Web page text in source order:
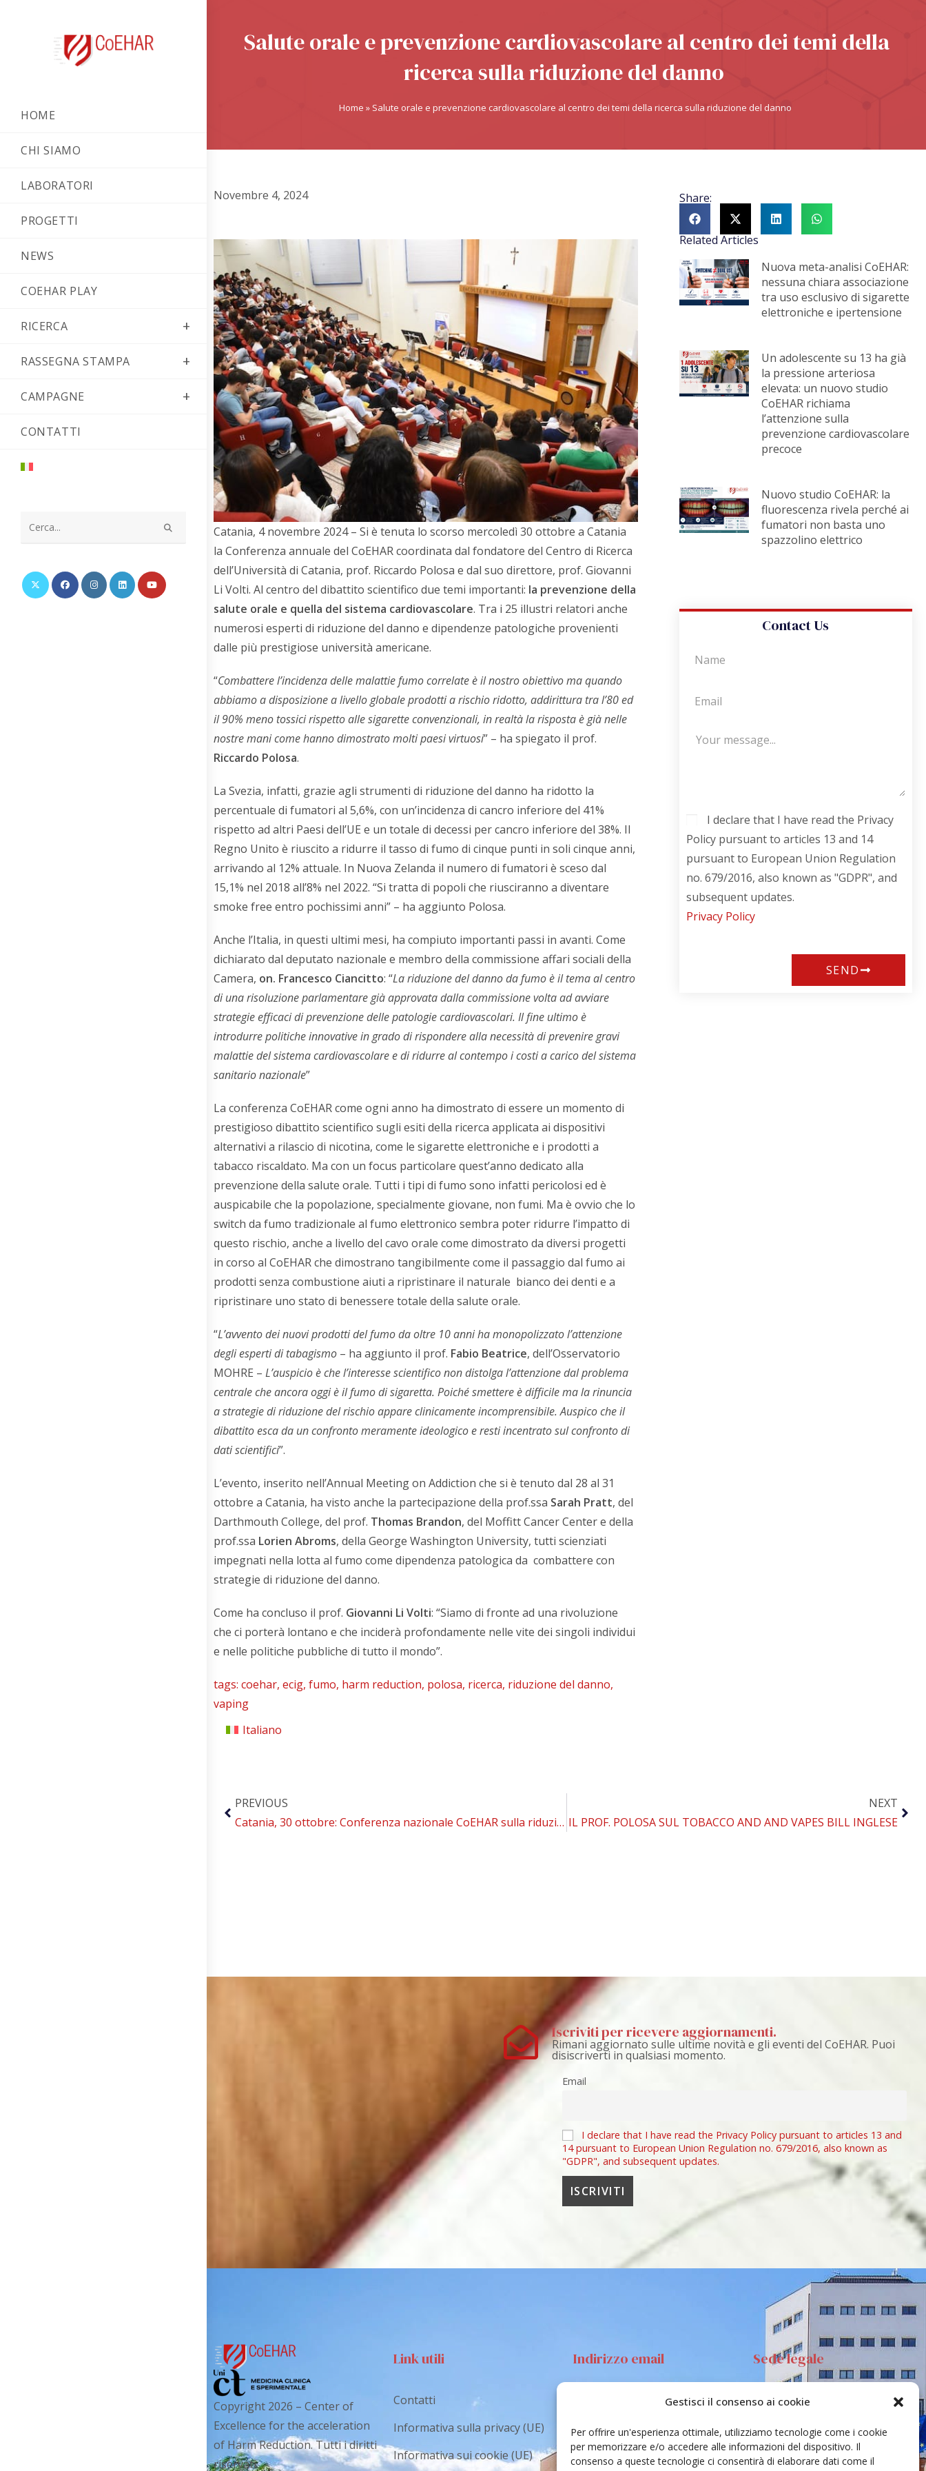
Gestisci il consenso ai cookie
Per offrire un'esperienza ottimale, utilizziamo tecnologie come i cookie
per memorizzare e/o accedere alle informazioni del dispositivo. Il
consenso a queste tecnologie ci consentirà di elaborare dati come il
HOME
CHI SIAMO
LABORATORI
PROGETTI
NEWS
COEHAR PLAY
RICERCA
RASSEGNA STAMPA
CAMPAGNE
CONTATTI
sito
web
Salute orale e prevenzione cardiovascolare al centro dei temi della
ricerca sulla riduzione del danno
Home » Salute orale e prevenzione cardiovascolare al centro dei temi della ricerca sulla riduzione del danno
Novembre 4, 2024
Catania, 4 novembre 2024 – Si è tenuta lo scorso mercoledì 30 ottobre a Catania
la Conferenza annuale del CoEHAR coordinata dal fondatore del Centro di Ricerca
dell’Università di Catania, prof. Riccardo Polosa e dal suo direttore, prof. Giovanni
Li Volti. Al centro del dibattito scientifico due temi importanti: la prevenzione della
salute orale e quella del sistema cardiovascolare. Tra i 25 illustri relatori anche
numerosi esperti di riduzione del danno e dipendenze patologiche provenienti
dalle più prestigiose università americane.
“Combattere l’incidenza delle malattie fumo correlate è il nostro obiettivo ma quando
abbiamo a disposizione a livello globale prodotti a rischio ridotto, addirittura tra l’80 ed
il 90% meno tossici rispetto alle sigarette convenzionali, in realtà la risposta è già nelle
nostre mani come hanno dimostrato molti paesi virtuosi” – ha spiegato il prof.
Riccardo Polosa.
La Svezia, infatti, grazie agli strumenti di riduzione del danno ha ridotto la
percentuale di fumatori al 5,6%, con un’incidenza di cancro inferiore del 41%
rispetto ad altri Paesi dell’UE e un totale di decessi per cancro inferiore del 38%. Il
Regno Unito è riuscito a ridurre il tasso di fumo di cinque punti in soli cinque anni,
arrivando al 12% attuale. In Nuova Zelanda il numero di fumatori è sceso dal
15,1% nel 2018 all’8% nel 2022. “Si tratta di popoli che riusciranno a diventare
smoke free entro pochissimi anni” – ha aggiunto Polosa.
Anche l’Italia, in questi ultimi mesi, ha compiuto importanti passi in avanti. Come
dichiarato dal deputato nazionale e membro della commissione affari sociali della
Camera, on. Francesco Ciancitto: “La riduzione del danno da fumo è il tema al centro
di una risoluzione parlamentare già approvata dalla commissione volta ad avviare
strategie efficaci di prevenzione delle patologie cardiovascolari. Il fine ultimo è
introdurre politiche innovative in grado di rispondere alla necessità di prevenire gravi
malattie del sistema cardiovascolare e di ridurre al contempo i costi a carico del sistema
sanitario nazionale”
La conferenza CoEHAR come ogni anno ha dimostrato di essere un momento di
prestigioso dibattito scientifico sugli esiti della ricerca applicata ai dispositivi
alternativi a rilascio di nicotina, come le sigarette elettroniche e i prodotti a
tabacco riscaldato. Ma con un focus particolare quest’anno dedicato alla
prevenzione della salute orale. Tutti i tipi di fumo sono infatti pericolosi ed è
auspicabile che la popolazione, specialmente giovane, non fumi. Ma è ovvio che lo
switch da fumo tradizionale al fumo elettronico sembra poter ridurre l’impatto di
questo rischio, anche a livello del cavo orale come dimostrato da diversi progetti
in corso al CoEHAR che dimostrano tangibilmente come il passaggio dal fumo ai
prodotti senza combustione aiuti a ripristinare il naturale bianco dei denti e a
ripristinare uno stato di benessere totale della salute orale.
“L’avvento dei nuovi prodotti del fumo da oltre 10 anni ha monopolizzato l’attenzione
degli esperti di tabagismo – ha aggiunto il prof. Fabio Beatrice, dell’Osservatorio
MOHRE – L’auspicio è che l’interesse scientifico non distolga l’attenzione dal problema
centrale che ancora oggi è il fumo di sigaretta. Poiché smettere è difficile ma la rinuncia
a strategie di riduzione del rischio appare clinicamente incomprensibile. Auspico che il
dibattito esca da un confronto meramente ideologico e resti incentrato sul confronto di
dati scientifici”.
L’evento, inserito nell’Annual Meeting on Addiction che si è tenuto dal 28 al 31
ottobre a Catania, ha visto anche la partecipazione della prof.ssa Sarah Pratt, del
Darthmouth College, del prof. Thomas Brandon, del Moffitt Cancer Center e della
prof.ssa Lorien Abroms, della George Washington University, tutti scienziati
impegnati nella lotta al fumo come dipendenza patologica da combattere con
strategie di riduzione del danno.
Come ha concluso il prof. Giovanni Li Volti: “Siamo di fronte ad una rivoluzione
che ci porterà lontano e che inciderà profondamente nelle vite dei singoli individui
e nelle politiche pubbliche di tutto il mondo”.
tags: coehar, ecig, fumo, harm reduction, polosa, ricerca, riduzione del danno,
vaping
Italiano
Share:
Related Articles
Nuova meta-analisi CoEHAR:
nessuna chiara associazione
tra uso esclusivo di sigarette
elettroniche e ipertensione
Un adolescente su 13 ha già
la pressione arteriosa
elevata: un nuovo studio
CoEHAR richiama
l’attenzione sulla
prevenzione cardiovascolare
precoce
Nuovo studio CoEHAR: la
fluorescenza rivela perché ai
fumatori non basta uno
spazzolino elettrico
Contact Us
I declare that I have read the Privacy
Policy pursuant to articles 13 and 14
pursuant to European Union Regulation
no. 679/2016, also known as "GDPR", and
subsequent updates.
Privacy Policy
SEND
PREVIOUS
Catania, 30 ottobre: Conferenza nazionale CoEHAR sulla riduzione del danno
NEXT
IL PROF. POLOSA SUL TOBACCO AND AND VAPES BILL INGLESE
Iscriviti per ricevere aggiornamenti.
Rimani aggiornato sulle ultime novità e gli eventi del CoEHAR. Puoi
disiscriverti in qualsiasi momento.
Email
I declare that I have read the Privacy Policy pursuant to articles 13 and
14 pursuant to European Union Regulation no. 679/2016, also known as
"GDPR", and subsequent updates.
Copyright 2026 – Center of
Excellence for the acceleration
of Harm Reduction. Tutti i diritti
riservati.
Link utili
Contatti
Informativa sulla privacy (UE)
Informativa sui cookie (UE)
Indirizzo email
Via Santa Sofia 89, 95123
cr.coehar@unict.it
Sede legale
Via S.Sofia, 78 – 95123